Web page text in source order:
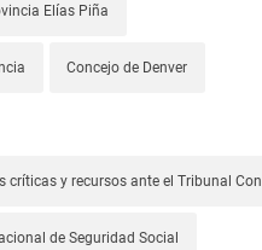
Elías Piña
Concejo de Denver
críticas y recursos ante el Tribunal
de Seguridad Social